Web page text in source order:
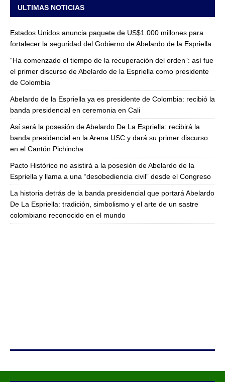
ULTIMAS NOTICIAS
Estados Unidos anuncia paquete de US$1.000 millones para
fortalecer la seguridad del Gobierno de Abelardo de la Espriella
“Ha comenzado el tiempo de la recuperación del orden”: así fue
el primer discurso de Abelardo de la Espriella como presidente
de Colombia
Abelardo de la Espriella ya es presidente de Colombia: recibió la
banda presidencial en ceremonia en Cali
Así será la posesión de Abelardo De La Espriella: recibirá la
banda presidencial en la Arena USC y dará su primer discurso
en el Cantón Pichincha
Pacto Histórico no asistirá a la posesión de Abelardo de la
Espriella y llama a una “desobediencia civil” desde el Congreso
La historia detrás de la banda presidencial que portará Abelardo
De La Espriella: tradición, simbolismo y el arte de un sastre
colombiano reconocido en el mundo